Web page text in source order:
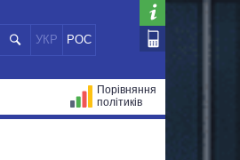
УКР РОС
Порівняння
політиків